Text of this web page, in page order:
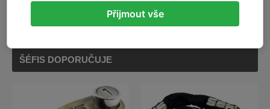
ŠÉFIS DOPORUČUJE
Přijmout vše